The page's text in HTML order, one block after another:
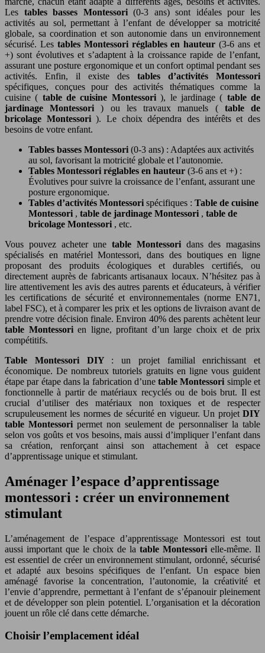
Les tables basses Montessori(0-3 ans) sont idéales pour les
activités au sol, permettant à l’enfant de développer sa motricité
globale, sa coordination et son autonomie dans un environnement
sécurisé. Les tables Montessori réglables en hauteur(3-6 ans et
+) sont évolutives et s’adaptent à la croissance rapide de l’enfant,
assurant une posture ergonomique et un confort optimal pendant ses
activités. Enfin, il existe des tables d’activités Montessori
spécifiques, conçues pour des activités thématiques comme la
cuisine ( table de cuisine Montessori), le jardinage ( table de
jardinage Montessori) ou les travaux manuels ( table de
bricolage Montessori). Le choix dépendra des intérêts et des
besoins de votre enfant.
Tables basses Montessori (0-3 ans) : Adaptées aux activités
au sol, favorisant la motricité globale et l’autonomie.
Tables Montessori réglables en hauteur (3-6 ans et +) :
Évolutives pour suivre la croissance de l’enfant, assurant une
posture ergonomique.
Tables d’activités Montessori spécifiques : Table de cuisine
Montessori , table de jardinage Montessori , table de
bricolage Montessori , etc.
Vous pouvez acheter une table Montessori dans des magasins
spécialisés en matériel Montessori, dans des boutiques en ligne
proposant des produits écologiques et durables certifiés, ou
directement auprès de fabricants artisanaux locaux. N’hésitez pas à
lire attentivement les avis des autres parents et éducateurs, à vérifier
les certifications de sécurité et environnementales (norme EN71,
label FSC), et à comparer les prix et les options de livraison avant de
prendre votre décision finale. Environ 40% des parents achètent leur
table Montessori en ligne, profitant d’un large choix et de prix
compétitifs.
Table Montessori DIY : un projet familial enrichissant et
économique. De nombreux tutoriels gratuits en ligne vous guident
étape par étape dans la fabrication d’unetable Montessori simple et
fonctionnelle à partir de matériaux recyclés ou de bois brut. Il est
crucial d’utiliser des matériaux non toxiques et de respecter
scrupuleusement les normes de sécurité en vigueur. Un projet DIY
table Montessori permet non seulement de personnaliser la table
selon vos goûts et vos besoins, mais aussi d’impliquer l’enfant dans
sa création, renforçant ainsi son attachement à cet espace
d’apprentissage unique et stimulant.
Aménager l’espace d’apprentissage
montessori : créer un environnement
stimulant
L’aménagement de l’espace d’apprentissage Montessori est tout
aussi important que le choix de la table Montessori elle-même. Il
est essentiel de créer un environnement stimulant, ordonné, sécurisé
et adapté aux besoins spécifiques de l’enfant. Un espace bien
aménagé favorise la concentration, l’autonomie, la créativité et
l’envie d’apprendre, permettant à l’enfant de s’épanouir pleinement
et de développer son plein potentiel. L’organisation et la décoration
jouent un rôle clé dans cette démarche.
Choisir l’emplacement idéal